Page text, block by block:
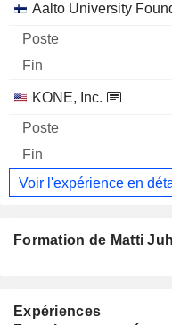
Aalto University
KONE, Inc.
Voir l'expérience en
Formation de Matti
Expériences